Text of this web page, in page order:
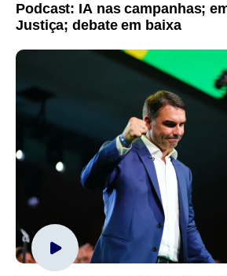
Podcast: IA nas campanhas;
Justiça; debate em baixa